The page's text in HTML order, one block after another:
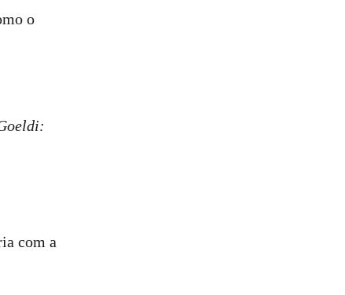
o
com a